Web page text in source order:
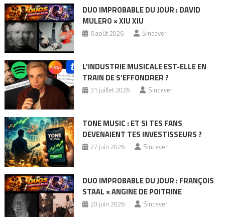
DUO IMPROBABLE DU JOUR : DAVID
MULERO × XIU XIU
6 août 2026 Sincever
L’INDUSTRIE MUSICALE EST-ELLE EN
TRAIN DE S’EFFONDRER ?
31 juillet 2026 Sincever
TONE MUSIC : ET SI TES FANS
DEVENAIENT TES INVESTISSEURS ?
27 juin 2026 Sincever
DUO IMPROBABLE DU JOUR : FRANÇOIS
STAAL × ANGINE DE POITRINE
20 juin 2026 Sincever